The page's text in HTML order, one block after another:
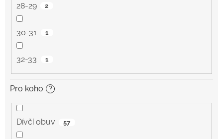
28-29 2
30-31 1
32-33 1
Pro koho ?
Dívčí obuv 57